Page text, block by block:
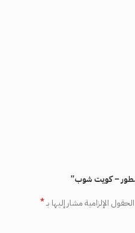
– كويت شوب”
الحقول الإلزامية مشار إليها بـ*